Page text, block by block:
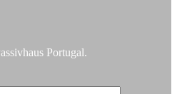
Portugal.